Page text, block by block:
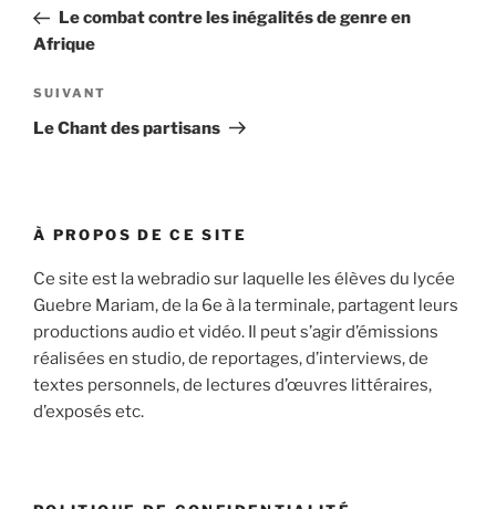
l’article
précédent
Le combat contre les inégalités de genre en
Afrique
Article
suivant
SUIVANT
Le Chant des partisans
À PROPOS DE CE SITE
Ce site est la webradio sur laquelle les élèves du lycée
Guebre Mariam, de la 6e à la terminale, partagent leurs
productions audio et vidéo. Il peut s’agir d’émissions
réalisées en studio, de reportages, d’interviews, de
textes personnels, de lectures d’œuvres littéraires,
d’exposés etc.